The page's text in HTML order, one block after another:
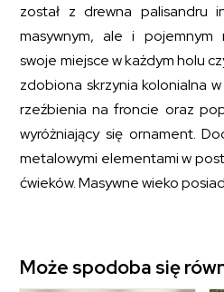
został z drewna palisandru
masywnym, ale i pojemnym
swoje miejsce w każdym holu
zdobiona skrzynia kolonialna
rzeźbienia na froncie oraz
wyróżniający się ornament.
metalowymi elementami w
ćwieków. Masywne wieko
Może spodoba się